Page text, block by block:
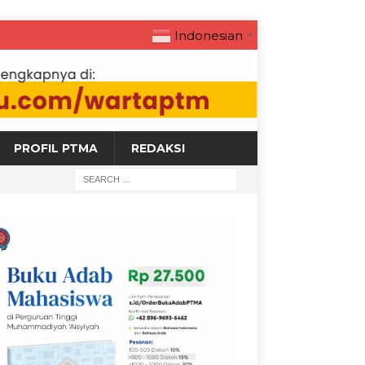
Indonesian ▼
PROFIL PTMA REDAKSI